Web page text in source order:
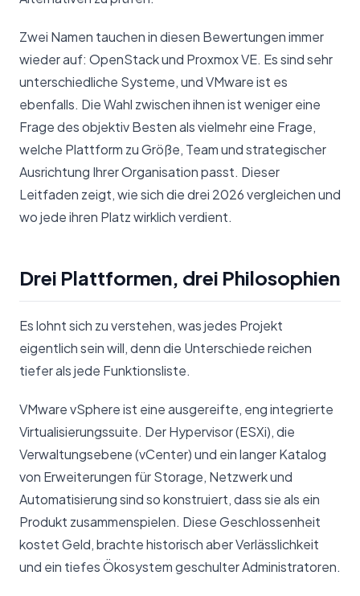
Zwei Namen tauchen in diesen Bewertungen immer
wieder auf: OpenStack und Proxmox VE. Es sind sehr
unterschiedliche Systeme, und VMware ist es
ebenfalls. Die Wahl zwischen ihnen ist weniger eine
Frage des objektiv Besten als vielmehr eine Frage,
welche Plattform zu Größe, Team und strategischer
Ausrichtung Ihrer Organisation passt. Dieser
Leitfaden zeigt, wie sich die drei 2026 vergleichen und
wo jede ihren Platz wirklich verdient.
Drei Plattformen, drei Philosophien
Es lohnt sich zu verstehen, was jedes Projekt
eigentlich sein will, denn die Unterschiede reichen
tiefer als jede Funktionsliste.
VMware vSphere ist eine ausgereifte, eng integrierte
Virtualisierungssuite. Der Hypervisor (ESXi), die
Verwaltungsebene (vCenter) und ein langer Katalog
von Erweiterungen für Storage, Netzwerk und
Automatisierung sind so konstruiert, dass sie als ein
Produkt zusammenspielen. Diese Geschlossenheit
kostet Geld, brachte historisch aber Verlässlichkeit
und ein tiefes Ökosystem geschulter Administratoren.